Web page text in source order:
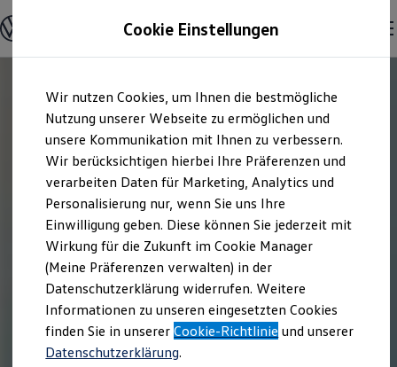
Hauptinhalt
springen
Footer
springen
Offene Stellen entdecken
Einstiegsmöglichkeiten
Schüler
Schülerpraktikum
Schüler Ferienjobs
Einstiegsqualifizierung
Studenten
Praktikum
Abschlussarbeit
Master-Stipendium
Auslandspraktikum
Jobs in Semesterferien
Werkstudentin / Werkstudent
Absolventen
StartUp Direct
Doktorandenprogramm
Volontariat
Berufserfahrene
Direkteinstieg
Jobs in der Volkswagen Group
Cookie Einstellungen
Wir nutzen Cookies, um Ihnen die bestmögliche
Nutzung unserer Webseite zu ermöglichen und
unsere Kommunikation mit Ihnen zu verbessern.
Wir berücksichtigen hierbei Ihre Präferenzen und
verarbeiten Daten für Marketing, Analytics und
Personalisierung nur, wenn Sie uns Ihre
Einwilligung geben. Diese können Sie jederzeit mit
Wirkung für die Zukunft im Cookie Manager
(Meine Präferenzen verwalten) in der
Datenschutzerklärung widerrufen. Weitere
Informationen zu unseren eingesetzten Cookies
finden Sie in unsererCookie-Richtlinie und unserer
Datenschutzerklärung.